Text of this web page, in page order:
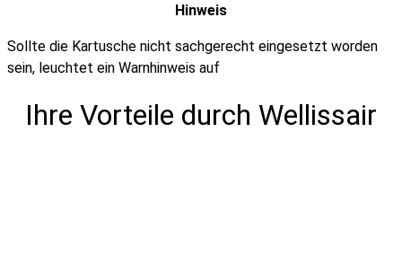
Hinweis
Sollte die Kartusche nicht sachgerecht eingesetzt worden
sein, leuchtet ein Warnhinweis auf
Ihre Vorteile durch Wellissair